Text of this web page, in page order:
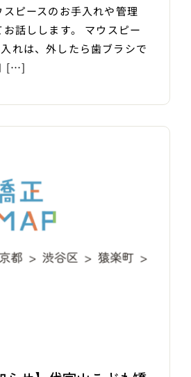
ピースのお手入れや管理
話しします。 マウスピー
れは、外したら歯ブラシで
[…]